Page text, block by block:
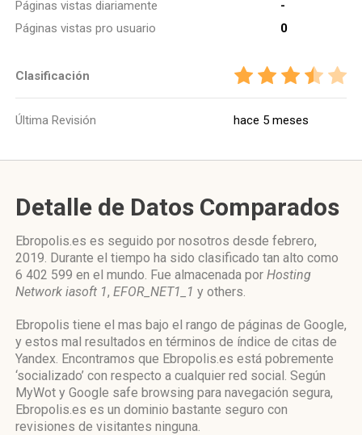
Páginas vistas diariamente
-
Páginas vistas pro usuario
0
Clasificación
Última Revisión hace 5 meses
Detalle de Datos Comparados
Ebropolis.es es seguido por nosotros desde febrero,
2019. Durante el tiempo ha sido clasificado tan alto como
6 402 599 en el mundo. Fue almacenada por Hosting
Network iasoft 1, EFOR_NET1_1 y others.
Ebropolis tiene el mas bajo el rango de páginas de Google,
y estos mal resultados en términos de índice de citas de
Yandex. Encontramos que Ebropolis.es está pobremente
‘socializado’ con respecto a cualquier red social. Según
MyWot y Google safe browsing para navegación segura,
Ebropolis.es es un dominio bastante seguro con
revisiones de visitantes ninguna.